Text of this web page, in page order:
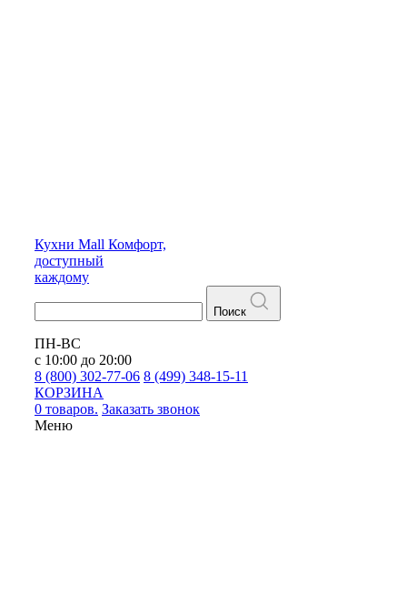
Кухни Mall Комфорт,
доступный
каждому
Поиск
ПН-ВС
с 10:00 до 20:00
8 (800) 302-77-06 8 (499) 348-15-11
КОРЗИНА
0 товаров. Заказать звонок
Меню